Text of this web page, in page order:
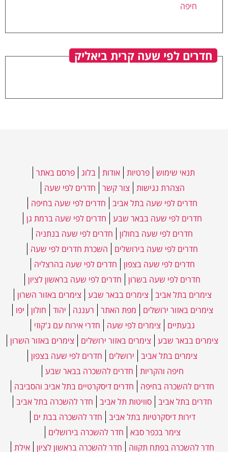
חיפה
חדרים לפי שעה קרית ביאליק
תנאי שימוש פרטיות אודות בלוג
פרסם באתר
הצהרת נגישות
צור קשר
חדרים לפי שעה
חדרים לפי שעה בתל אביב
חדרים לפי שעה בחיפה
חדרים לפי שעה בבאר שבע
חדרים לפי שעה ברמת גן
חדרים לפי שעה בחולון
חדרים לפי שעה בנתניה
חדרים לפי שעה בירושלים
השכרת חדרים לפי שעה
חדרים לפי שעה בצפון
חדרים לפי שעה בהרצליה
חדרים לפי שעה בשרון
חדרים לפי שעה בראשון לציון
צימרים בתל אביב
צימרים בבאר שבע
צימרים באזור השרון
צימרים באזור ירושלים
מפת האתר רעננה יהוד חולון
יפו
גבעתיים
צימרים לפי שעה
חדרי אירוח עם ג'קוזי
צימרים בבאר שבע
צימרים באזור ירושלים
צימרים באזור השרון
צימרים בתל אביב
ירושלים
חדרים לפי שעה בצפון
חיפה והקריות
חדרים להשכרה בבאר שבע
חדרים להשכרה בחיפה
חדרים דיסקרטיים בתל אביב והסביבה
חדרים בתל אביב סוויטות תל אביב
חדר להשכרה בתל אביב
דירות דיסקרטיות בתל אביב
חדר להשכרה בבת ים
צימר בכפר סבא
חדר להשכרה בירושלים
חדר להשכרה בפתח תקווה
חדר להשכרה בראשון לציון אילת